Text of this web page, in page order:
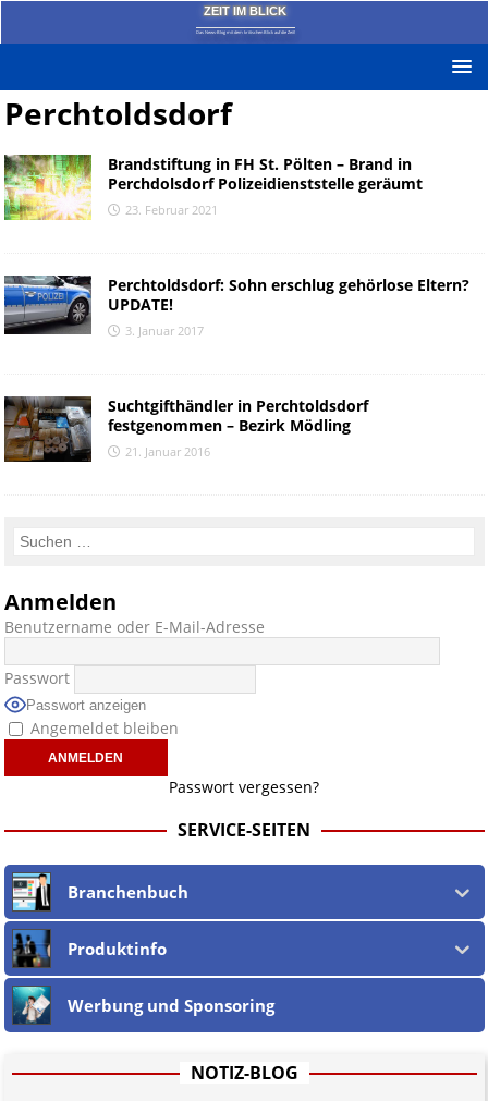
ZEIT IM BLICK
Das News-Blog mit dem kritischen Blick auf die Zeit!
Perchtoldsdorf
Brandstiftung in FH St. Pölten – Brand in
Perchdolsdorf Polizeidienststelle geräumt
23. Februar 2021
Perchtoldsdorf: Sohn erschlug gehörlose Eltern?
UPDATE!
3. Januar 2017
Suchtgifthändler in Perchtoldsdorf
festgenommen – Bezirk Mödling
21. Januar 2016
Anmelden
Benutzername oder E-Mail-Adresse
Passwort
Passwort anzeigen
Angemeldet bleiben
Passwort vergessen?
SERVICE-SEITEN
Branchenbuch
Produktinfo
Werbung und Sponsoring
NOTIZ-BLOG